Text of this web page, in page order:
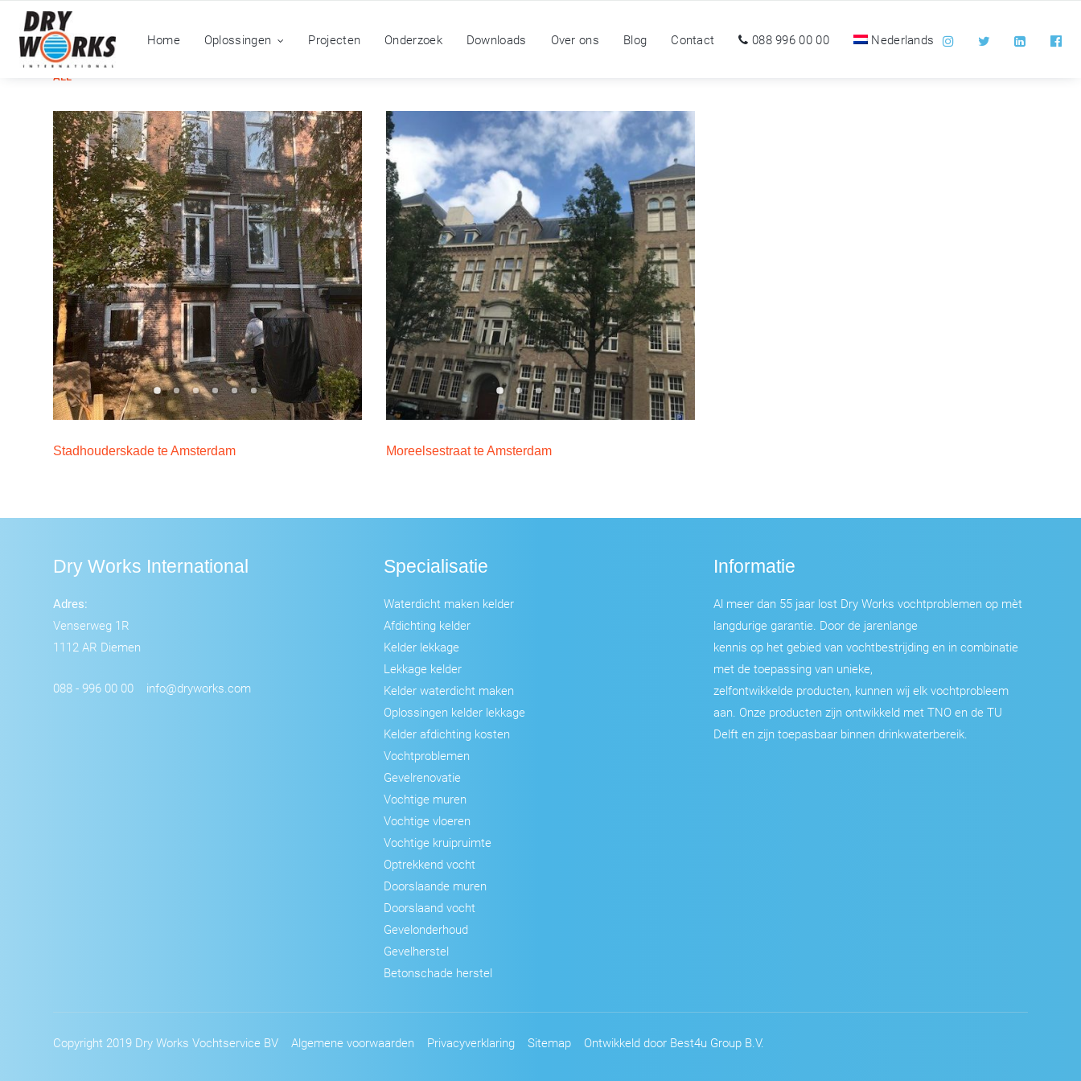
Home Oplossingen Projecten Onderzoek Downloads Over ons Blog Contact 088 996 00 00 Nederlands
ALL
Stadhouderskade te Amsterdam Moreelsestraat te Amsterdam
Dry Works International
Adres:
Venserweg 1R
1112 AR Diemen
088 - 996 00 00 info@dryworks.com
Specialisatie
Waterdicht maken kelder
Afdichting kelder
Kelder lekkage
Lekkage kelder
Kelder waterdicht maken
Oplossingen kelder lekkage
Kelder afdichting kosten
Vochtproblemen
Gevelrenovatie
Vochtige muren
Vochtige vloeren
Vochtige kruipruimte
Optrekkend vocht
Doorslaande muren
Doorslaand vocht
Gevelonderhoud
Gevelherstel
Betonschade herstel
Informatie
Al meer dan 55 jaar lost Dry Works vochtproblemen op mèt
langdurige garantie. Door de jarenlange
kennis op het gebied van vochtbestrijding en in combinatie
met de toepassing van unieke,
zelfontwikkelde producten, kunnen wij elk vochtprobleem
aan. Onze producten zijn ontwikkeld met TNO en de TU
Delft en zijn toepasbaar binnen drinkwaterbereik.
Copyright 2019 Dry Works Vochtservice BV Algemene voorwaarden Privacyverklaring Sitemap Ontwikkeld door Best4u Group B.V.